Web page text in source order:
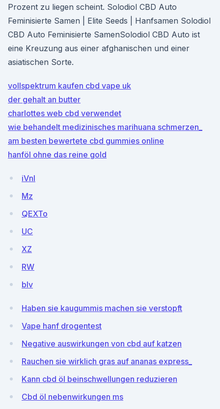
Prozent zu liegen scheint. Solodiol CBD Auto
Feminisierte Samen | Elite Seeds | Hanfsamen Solodiol
CBD Auto Feminisierte SamenSolodiol CBD Auto ist
eine Kreuzung aus einer afghanischen und einer
asiatischen Sorte.
vollspektrum kaufen cbd vape uk
der gehalt an butter
charlottes web cbd verwendet
wie behandelt medizinisches marihuana schmerzen_
am besten bewertete cbd gummies online
hanföl ohne das reine gold
iVnI
Mz
QEXTo
UC
XZ
RW
blv
Haben sie kaugummis machen sie verstopft
Vape hanf drogentest
Negative auswirkungen von cbd auf katzen
Rauchen sie wirklich gras auf ananas express_
Kann cbd öl beinschwellungen reduzieren
Cbd öl nebenwirkungen ms